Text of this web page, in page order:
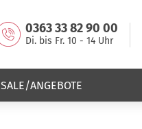
0363 33 82 90 00
Di. bis Fr. 10 - 14 Uhr
SALE/ANGEBOTE